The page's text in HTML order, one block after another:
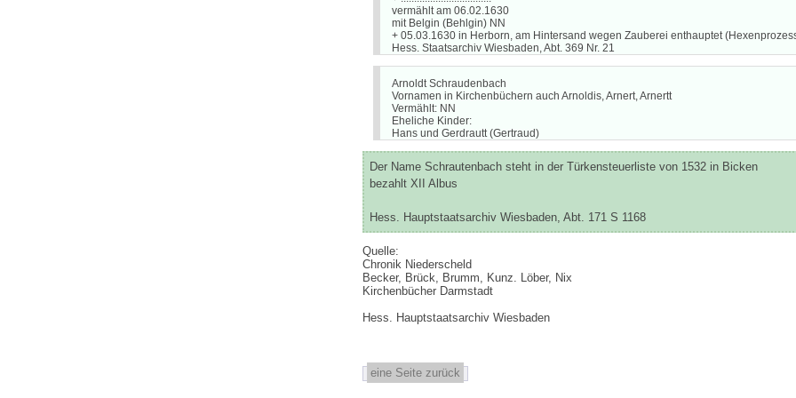
vermählt am 06.02.1630
mit Belgin (Behlgin) NN
+ 05.03.1630 in Herborn, am Hintersand wegen Zauberei enthauptet
Hess. Staatsarchiv Wiesbaden, Abt. 369 Nr. 21
Arnoldt Schraudenbach
Vornamen in Kirchenbüchern auch Arnoldis, Arnert, Arnertt
Vermählt: NN
Eheliche Kinder:
Hans und Gerdrautt (Gertraud)
Der Name Schrautenbach steht in der Türkensteuerliste von 1532 in Bicken
bezahlt XII Albus
Hess. Hauptstaatsarchiv Wiesbaden, Abt. 171 S 1168
Quelle:
Chronik Niederscheld
Becker, Brück, Brumm, Kunz. Löber, Nix
Kirchenbücher Darmstadt
Hess. Hauptstaatsarchiv Wiesbaden